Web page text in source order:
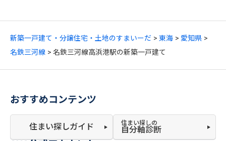
新築一戸建て・分譲住宅・土地のすまいーだ 東海
愛知県
名鉄三河線
名鉄三河線高浜港駅の新築一戸建て
おすすめコンテンツ
住まい探しガイド 住まい探しの
自分軸診断